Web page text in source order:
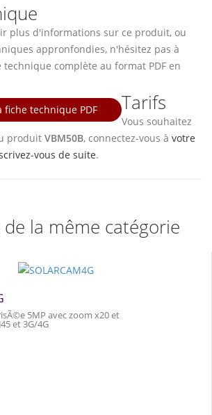
plus d'informations sur ce produit, ou
appronfondies, n'hésitez pas à
complète au format PDF en
fiche technique PDF Tarifs
Vous souhaitez
produit VBM50B, connectez-vous à votre
vous de suite.
la même catégorie
5MP avec zoom x20 et
et 3G/4G